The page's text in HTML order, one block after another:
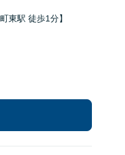
東駅 徒歩1分】